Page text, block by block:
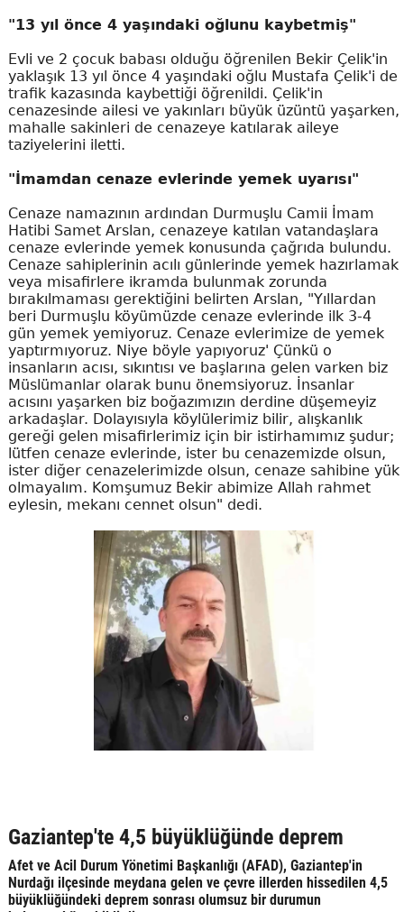
"13 yıl önce 4 yaşındaki oğlunu kaybetmiş"
Evli ve 2 çocuk babası olduğu öğrenilen Bekir Çelik'in
yaklaşık 13 yıl önce 4 yaşındaki oğlu Mustafa Çelik'i de
trafik kazasında kaybettiği öğrenildi. Çelik'in
cenazesinde ailesi ve yakınları büyük üzüntü yaşarken,
mahalle sakinleri de cenazeye katılarak aileye
taziyelerini iletti.
"İmamdan cenaze evlerinde yemek uyarısı"
Cenaze namazının ardından Durmuşlu Camii İmam
Hatibi Samet Arslan, cenazeye katılan vatandaşlara
cenaze evlerinde yemek konusunda çağrıda bulundu.
Cenaze sahiplerinin acılı günlerinde yemek hazırlamak
veya misafirlere ikramda bulunmak zorunda
bırakılmaması gerektiğini belirten Arslan, "Yıllardan
beri Durmuşlu köyümüzde cenaze evlerinde ilk 3-4
gün yemek yemiyoruz. Cenaze evlerimize de yemek
yaptırmıyoruz. Niye böyle yapıyoruz' Çünkü o
insanların acısı, sıkıntısı ve başlarına gelen varken biz
Müslümanlar olarak bunu önemsiyoruz. İnsanlar
acısını yaşarken biz boğazımızın derdine düşemeyiz
arkadaşlar. Dolayısıyla köylülerimiz bilir, alışkanlık
gereği gelen misafirlerimiz için bir istirhamımız şudur;
lütfen cenaze evlerinde, ister bu cenazemizde olsun,
ister diğer cenazelerimizde olsun, cenaze sahibine yük
olmayalım. Komşumuz Bekir abimize Allah rahmet
eylesin, mekanı cennet olsun" dedi.
Gaziantep'te 4,5 büyüklüğünde deprem
Afet ve Acil Durum Yönetimi Başkanlığı (AFAD), Gaziantep'in
Nurdağı ilçesinde meydana gelen ve çevre illerden hissedilen 4,5
büyüklüğündeki deprem sonrası olumsuz bir durumun